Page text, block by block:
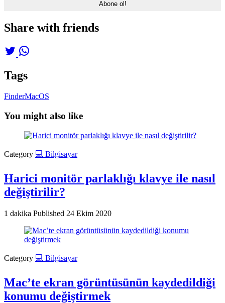
Share with friends
Tags
FinderMacOS
You might also like
Category 💻 Bilgisayar
Harici monitör parlaklığı klavye ile nasıl
değiştirilir?
1 dakika Published 24 Ekim 2020
Category 💻 Bilgisayar
Mac’te ekran görüntüsünün kaydedildiği
konumu değiştirmek